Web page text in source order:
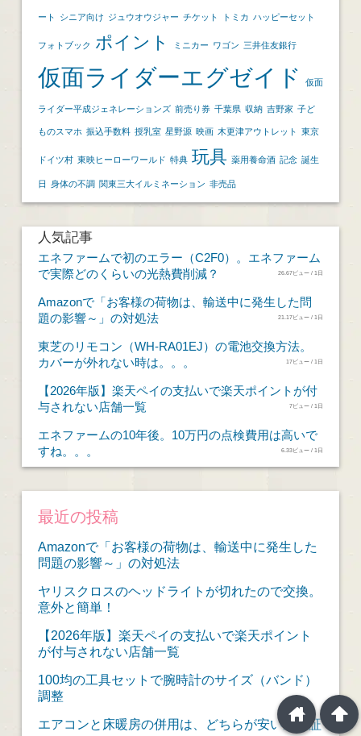
ート シニア向け ジュウオウジャー チケット トミカ ハッピーセット
フォトブック ポイント ミニカー ワゴン 三井住友銀行
仮面ライダーエグゼイド 仮面
ライダー平成ジェネレーションズ 前売り券 千葉県 収納 吉野家 子ど
ものスマホ 振込手数料 授乳室 星野源 映画 木更津アウトレット 東京
ドイツ村 東映ヒーローワールド 特典 玩具 薬用養命酒 記念 誕生
日 身体の不調 関東三大イルミネーション 非売品
人気記事
エネファームで初のエラー（C2F0）。エネファーム
で実際どのくらいの光熱費削減？
26.67ビュー / 1日
Amazonで「お客様の荷物は、輸送中に発生した問
題の影響～」の対処法
21.17ビュー / 1日
東芝のリモコン（WH-RA01EJ）の電池交換方法。
カバーが外れない時は。。。
17ビュー / 1日
【2026年版】楽天ペイの支払いで楽天ポイントが付
与されない店舗一覧
7ビュー / 1日
エネファームの10年後。10万円の点検費用は高いで
すね。。。
6.33ビュー / 1日
最近の投稿
Amazonで「お客様の荷物は、輸送中に発生した
問題の影響～」の対処法
ヤリスクロスのヘッドライトが切れたので交換。
意外と簡単！
【2026年版】楽天ペイの支払いで楽天ポイント
が付与されない店舗一覧
100均の工具セットで腕時計のサイズ（バンド）
調整
エアコンと床暖房の併用は、どちらが安いか検証
arrowup
home